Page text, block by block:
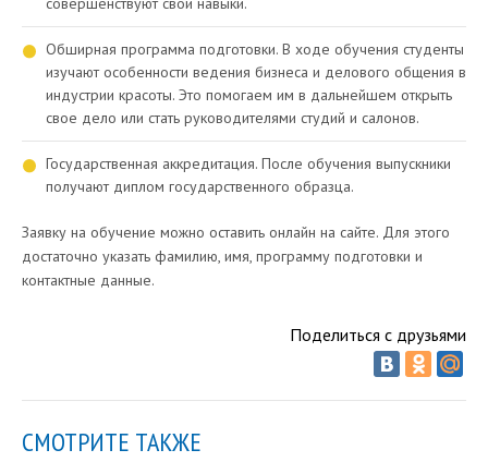
Обширная программа подготовки. В ходе обучения студенты
изучают особенности ведения бизнеса и делового общения в
индустрии красоты. Это помогаем им в дальнейшем открыть
свое дело или стать руководителями студий и салонов.
Государственная аккредитация. После обучения выпускники
получают диплом государственного образца.
Заявку на обучение можно оставить онлайн на сайте. Для этого
достаточно указать фамилию, имя, программу подготовки и
контактные данные.
Поделиться с друзьями
СМОТРИТЕ ТАКЖЕ